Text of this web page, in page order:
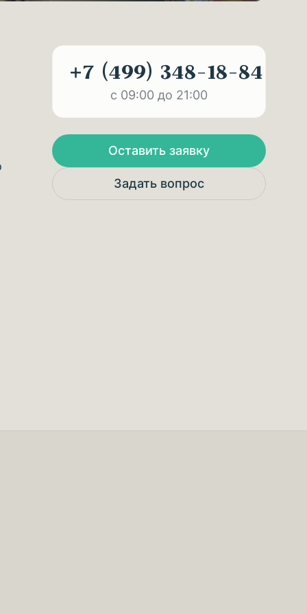
+7 (499) 348-18-84
с 09:00 до 21:00
Оставить заявку
Задать вопрос